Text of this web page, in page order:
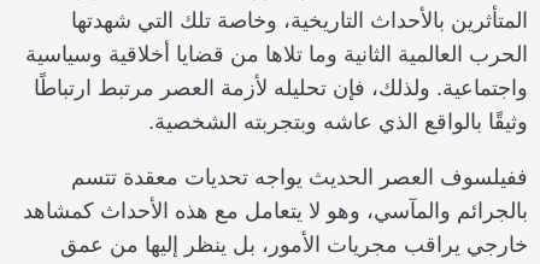
المتأثرين بالأحداث التاريخية، وخاصة تلك التي شهدتها
الحرب العالمية الثانية وما تلاها من قضايا أخلاقية وسياسية
واجتماعية. ولذلك، فإن تحليله لأزمة العصر مرتبط ارتباطًا
وثيقًا بالواقع الذي عاشه وبتجربته الشخصية.
ففيلسوف العصر الحديث يواجه تحديات معقدة تتسم
بالجرائم والمآسي، وهو لا يتعامل مع هذه الأحداث كمشاهد
خارجي يراقب مجريات الأمور، بل ينظر إليها من عمق